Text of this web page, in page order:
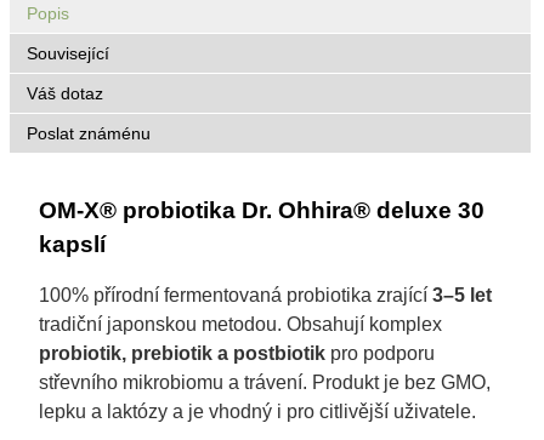
Popis
Související
Váš dotaz
Poslat známénu
OM-X® probiotika Dr. Ohhira® deluxe 30
kapslí
100% přírodní fermentovaná probiotika zrající 3–5 let
tradiční japonskou metodou. Obsahují komplex
probiotik, prebiotik a postbiotikpro podporu
střevního mikrobiomu a trávení. Produkt je bez GMO,
lepku a laktózy a je vhodný i pro citlivější uživatele.